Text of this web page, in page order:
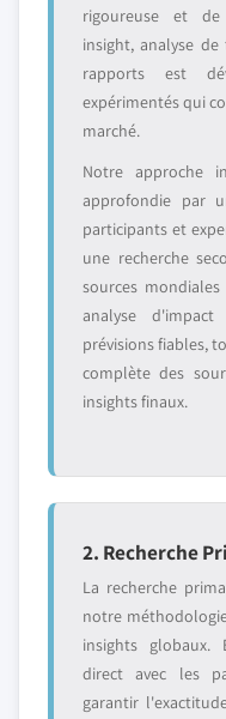
rigoureuse et de
insight, analyse
rapports est
expérimentés qui
marché.
Notre approche
approfondie par
participants et
une recherche
sources
analyse
prévisions fiables,
complète des
insights finaux.
2. Recherche
La recherche
notre
insights globaux.
direct avec les
garantir